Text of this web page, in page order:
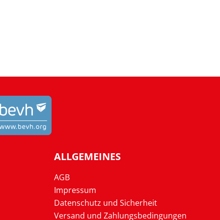
ALLGEMEINES
AGB
Impressum
Datenschutz und Sicherheit
Versand und Zahlungsbedingungen